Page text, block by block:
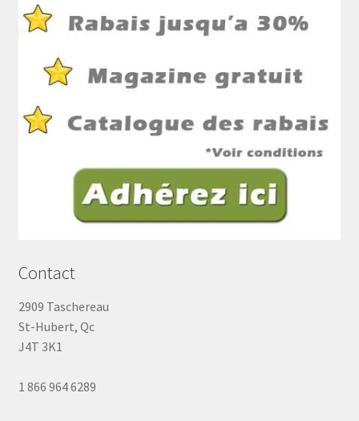
Contact
2909 Taschereau
St-Hubert, Qc
J4T 3K1
1 866 964 6289